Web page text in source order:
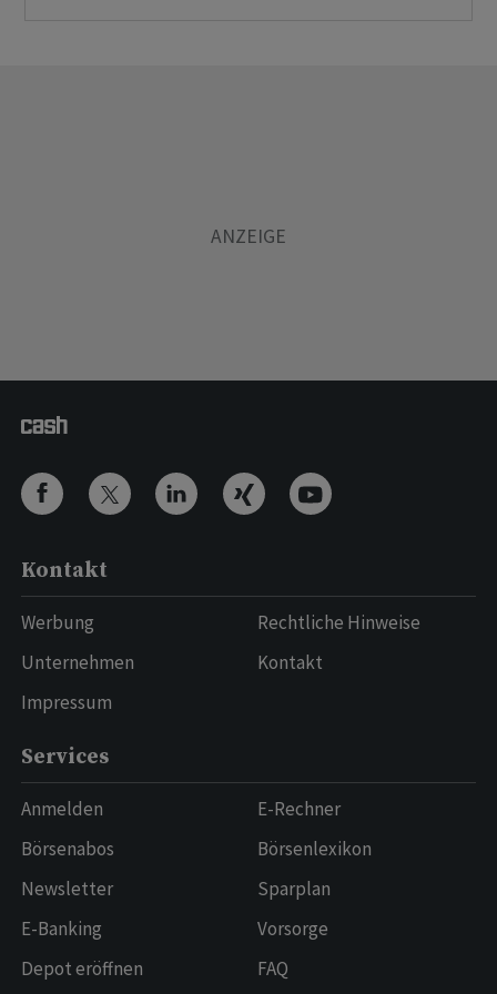
Kontakt
Werbung
Unternehmen
Impressum
Rechtliche Hinweise
Kontakt
Services
Anmelden
Börsenabos
Newsletter
E-Banking
Depot eröffnen
E-Rechner
Börsenlexikon
Sparplan
Vorsorge
FAQ